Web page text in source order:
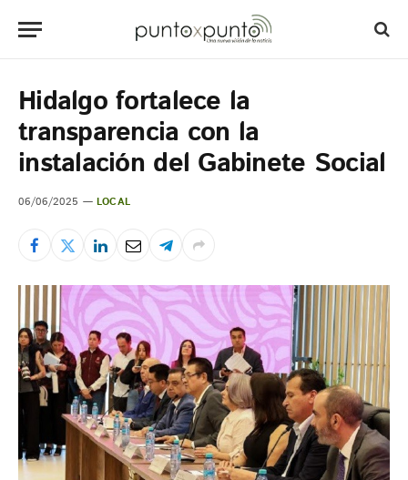
Hidalgo fortalece la
transparencia con la
instalación del Gabinete Social
06/06/2025 LOCAL